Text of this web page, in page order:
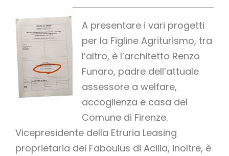
A presentare i vari progetti
per la Figline Agriturismo, tra
l’altro, è l’architetto Renzo
Funaro, padre dell’attuale
assessore a welfare,
accoglienza e casa del
Comune di Firenze.
Vicepresidente della Etruria Leasing
proprietaria del Faboulus di Acilia, inoltre, è